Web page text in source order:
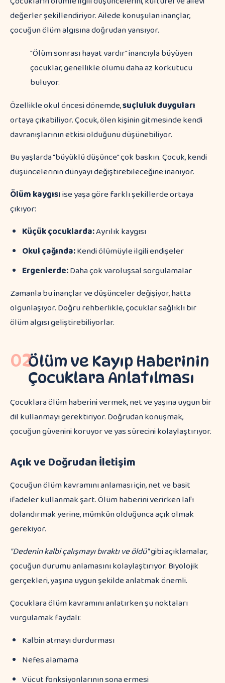
değerler şekillendiriyor. Ailede konuşulan inançlar,
çocuğun ölüm algısına doğrudan yansıyor.
"Ölüm sonrası hayat vardır" inancıyla büyüyen
çocuklar, genellikle ölümü daha az korkutucu
buluyor.
Özellikle okul öncesi dönemde,suçluluk duyguları
ortaya çıkabiliyor. Çocuk, ölen kişinin gitmesinde kendi
davranışlarının etkisi olduğunu düşünebiliyor.
Bu yaşlarda "büyüklü düşünce" çok baskın. Çocuk, kendi
düşüncelerinin dünyayı değiştirebileceğine inanıyor.
Ölüm kaygısıise yaşa göre farklı şekillerde ortaya
çıkıyor:
Küçük çocuklarda:Ayrılık kaygısı
Okul çağında:Kendi ölümüyle ilgili endişeler
Ergenlerde:Daha çok varoluşsal sorgulamalar
Zamanla bu inançlar ve düşünceler değişiyor, hatta
olgunlaşıyor. Doğru rehberlikle, çocuklar sağlıklı bir
ölüm algısı geliştirebiliyorlar.
02Ölüm ve Kayıp Haberinin
Çocuklara Anlatılması
Çocuklara ölüm haberini vermek, net ve yaşına uygun bir
dil kullanmayı gerektiriyor. Doğrudan konuşmak,
çocuğun güvenini koruyor ve yas sürecini kolaylaştırıyor.
Açık ve Doğrudan İletişim
Çocuğun ölüm kavramını anlaması için, net ve basit
ifadeler kullanmak şart. Ölüm haberini verirken lafı
dolandırmak yerine, mümkün olduğunca açık olmak
gerekiyor.
"Dedenin kalbi çalışmayı bıraktı ve öldü"gibi açıklamalar,
çocuğun durumu anlamasını kolaylaştırıyor. Biyolojik
gerçekleri, yaşına uygun şekilde anlatmak önemli.
Çocuklara ölüm kavramını anlatırken şu noktaları
vurgulamak faydalı:
Kalbin atmayı durdurması
Nefes alamama
Vücut fonksiyonlarının sona ermesi